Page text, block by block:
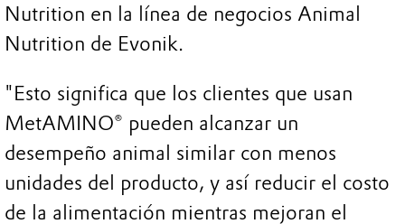
Nutrition en la línea de negocios Animal
Nutrition de Evonik.
"Esto significa que los clientes que usan
MetAMINO® pueden alcanzar un
desempeño animal similar con menos
unidades del producto, y así reducir el costo
de la alimentación mientras mejoran el